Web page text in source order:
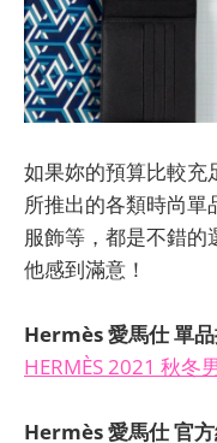
如果妳的預算比較
所推出的各類時尚單
服飾等，都是不錯的
他感到滿意！
Hermès 愛馬仕 單品
HERMÈS 2021 秋冬
Hermès 愛馬仕 官